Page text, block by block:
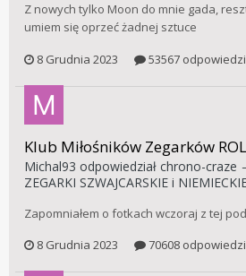
Z nowych tylko Moon do mnie gada,
umiem się oprzeć żadnej sztuce
8 Grudnia 2023
53567 odpowiedzi
Klub Miłośników Zegarków
Michal93 odpowiedział chrono-craze
ZEGARKI SZWAJCARSKIE i
Zapomniałem o fotkach wczoraj z tej
8 Grudnia 2023
70608 odpowiedzi